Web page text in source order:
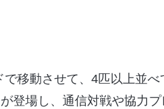
移動させて、4匹以上並
登場し、通信対戦や協力プ